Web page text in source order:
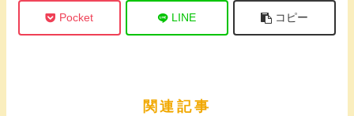
Pocket LINE コピー
関連記事